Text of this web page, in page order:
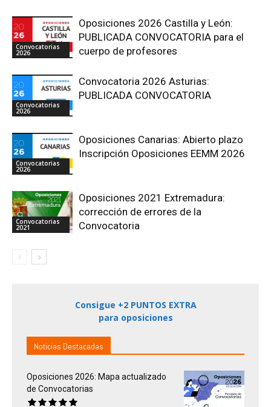
Convocatorias
2026
Oposiciones 2026 Castilla y León:
PUBLICADA CONVOCATORIA para el
cuerpo de profesores
Convocatorias
2026
Convocatoria 2026 Asturias:
PUBLICADA CONVOCATORIA
Convocatorias
2026
Oposiciones Canarias: Abierto plazo
Inscripción Oposiciones EEMM 2026
Convocatorias
2021
Oposiciones 2021 Extremadura:
corrección de errores de la
Convocatoria
Consigue +2 PUNTOS EXTRA
para oposiciones
Noticias Destacadas
Oposiciones 2026: Mapa actualizado
de Convocatorias